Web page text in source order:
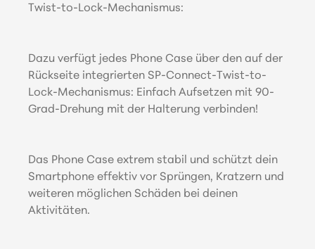
Twist-to-Lock-Mechanismus:
Dazu verfügt jedes Phone Case über den auf der
Rückseite integrierten SP-Connect-Twist-to-
Lock-Mechanismus: Einfach Aufsetzen mit 90-
Grad-Drehung mit der Halterung verbinden!
Das Phone Case extrem stabil und schützt dein
Smartphone effektiv vor Sprüngen, Kratzern und
weiteren möglichen Schäden bei deinen
Aktivitäten.